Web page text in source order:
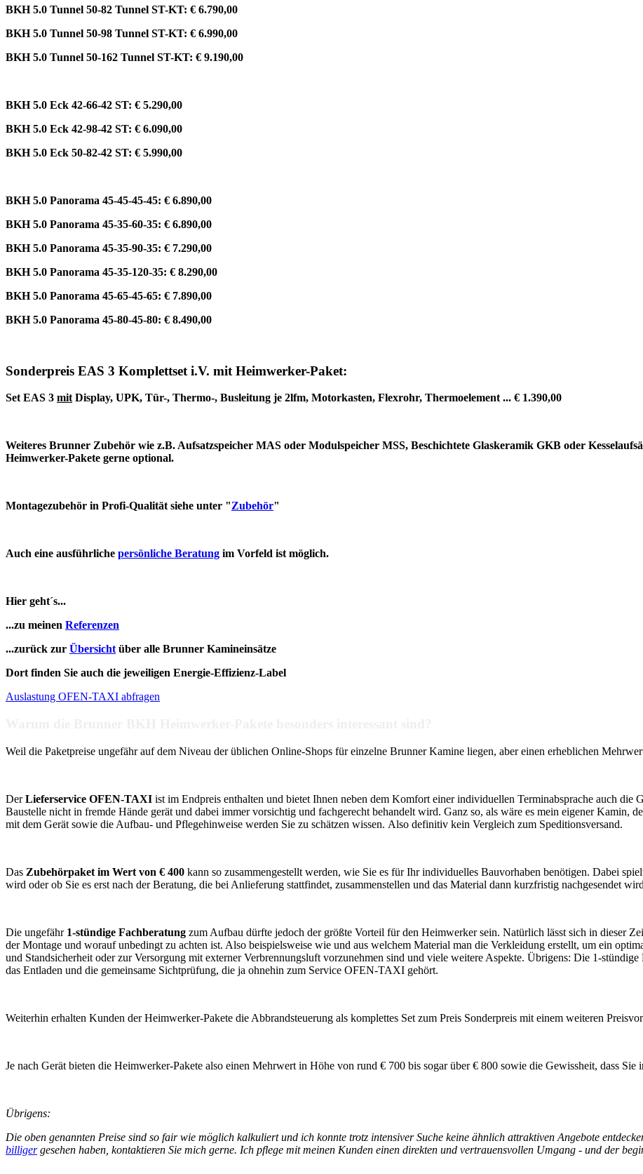
BKH 5.0 Tunnel 50-82 Tunnel ST-KT: € 6.790,00
BKH 5.0 Tunnel 50-98 Tunnel ST-KT: € 6.990,00
BKH 5.0 Tunnel 50-162 Tunnel ST-KT: € 9.190,00
BKH 5.0 Eck 42-66-42 ST: € 5.290,00
BKH 5.0 Eck 42-98-42 ST: € 6.090,00
BKH 5.0 Eck 50-82-42 ST: € 5.990,00
BKH 5.0 Panorama 45-45-45-45: € 6.890,00
BKH 5.0 Panorama 45-35-60-35: € 6.890,00
BKH 5.0 Panorama 45-35-90-35: € 7.290,00
BKH 5.0 Panorama 45-35-120-35: € 8.290,00
BKH 5.0 Panorama 45-65-45-65: € 7.890,00
BKH 5.0 Panorama 45-80-45-80: € 8.490,00
Sonderpreis EAS 3 Komplettset i.V. mit Heimwerker-Paket:
Set EAS 3 mit Display, UPK, Tür-, Thermo-, Busleitung je 2lfm, Motorkasten, Flexrohr, Thermoelement ... € 1.390,00
Weiteres Brunner Zubehör wie z.B. Aufsatzspeicher MAS oder Modulspeicher MSS, Beschichtete Glaskeramik GKB oder
Heimwerker-Pakete gerne optional.
Montagezubehör in Profi-Qualität siehe unter "Zubehör"
Auch eine ausführliche persönliche Beratung im Vorfeld ist möglich.
Hier geht´s...
...zu meinen Referenzen
...zurück zur Übersicht über alle Brunner Kamineinsätze
Dort finden Sie auch die jeweiligen Energie-Effizienz-Label
Auslastung OFEN-TAXI abfragen
Weil die Paketpreise ungefähr auf dem Niveau der üblichen Online-Shops für einzelne Brunner Kamine liegen, aber einen erheblichen
DerLieferservice OFEN-TAXI ist im Endpreis enthalten und bietet Ihnen neben dem Komfort einer individuellen Terminabsprache auch die
Baustelle nicht in fremde Hände gerät und dabei immer vorsichtig und fachgerecht behandelt wird. Ganz so, als wäre es mein eigener Kamin,
mit dem Gerät sowie die Aufbau- und Pflegehinweise werden Sie zu schätzen wissen. Also definitiv kein Vergleich zum Speditionsversand.
Das Zubehörpaket im Wert von € 400 kann so zusammengestellt werden, wie Sie es für Ihr individuelles Bauvorhaben benötigen. Dabei
wird oder ob Sie es erst nach der Beratung, die bei Anlieferung stattfindet, zusammenstellen und das Material dann kurzfristig nachgesendet
Die ungefähr 1-stündige Fachberatung zum Aufbau dürfte jedoch der größte Vorteil für den Heimwerker sein. Natürlich lässt sich in dieser
der Montage und worauf unbedingt zu achten ist. Also beispielsweise wie und aus welchem Material man die Verkleidung erstellt, um ein
und Standsicherheit oder zur Versorgung mit externer Verbrennungsluft vorzunehmen sind und viele weitere Aspekte. Übrigens: Die 1-stündige
das Entladen und die gemeinsame Sichtprüfung, die ja ohnehin zum Service OFEN-TAXI gehört.
Weiterhin erhalten Kunden der Heimwerker-Pakete die Abbrandsteuerung als komplettes Set zum Preis Sonderpreis mit einem weiteren
Je nach Gerät bieten die Heimwerker-Pakete also einen Mehrwert in Höhe von rund € 700 bis sogar über € 800 sowie die Gewissheit, dass
Übrigens:
Die oben genannten Preise sind so fair wie möglich kalkuliert und ich konnte trotz intensiver Suche keine ähnlich attraktiven Angebote
billigergesehen haben, kontaktieren Sie mich gerne. Ich pflege mit meinen Kunden einen direkten und vertrauensvollen Umgang - und der